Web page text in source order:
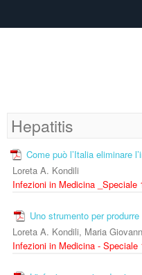
Hepatitis
Come può l’Italia eliminare
Loreta A. Kondili
Infezioni in Medicina _Speciale
Uno strumento per
Loreta A. Kondili, Maria
Infezioni in Medicina - Speciale